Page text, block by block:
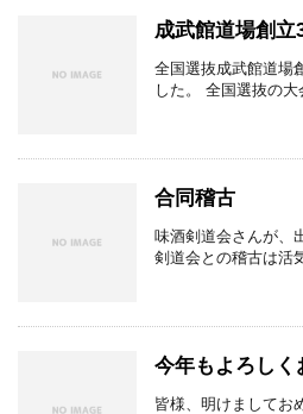
成武館道場創立
全国選抜成武館道場
した。 全国選抜の大
合同稽古
味酒剣道会さんが、
剣道会との稽古は活
今年もよろしく
皆様、明けましてお